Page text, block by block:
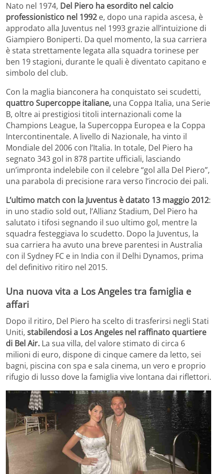
Nato nel 1974, Del Piero ha esordito nel calcio
professionistico nel 1992 e, dopo una rapida ascesa, è
approdato alla Juventus nel 1993 grazie all’intuizione di
Giampiero Boniperti. Da quel momento, la sua carriera
è stata strettamente legata alla squadra torinese per
ben 19 stagioni, durante le quali è diventato capitano e
simbolo del club.
Con la maglia bianconera ha conquistato sei scudetti,
quattro Supercoppe italiane, una Coppa Italia, una Serie
B, oltre ai prestigiosi titoli internazionali come la
Champions League, la Supercoppa Europea e la Coppa
Intercontinentale. A livello di Nazionale, ha vinto il
Mondiale del 2006 con l’Italia. In totale, Del Piero ha
segnato 343 gol in 878 partite ufficiali, lasciando
un’impronta indelebile con il celebre “gol alla Del Piero”,
una parabola di precisione rara verso l’incrocio dei pali.
L’ultimo match con la Juventus è datato 13 maggio 2012:
in uno stadio sold out, l’Allianz Stadium, Del Piero ha
salutato i tifosi segnando il suo ultimo gol, mentre la
squadra festeggiava lo scudetto. Dopo la Juventus, la
sua carriera ha avuto una breve parentesi in Australia
con il Sydney FC e in India con il Delhi Dynamos, prima
del definitivo ritiro nel 2015.
Una nuova vita a Los Angeles tra famiglia e
affari
Dopo il ritiro, Del Piero ha scelto di trasferirsi negli Stati
Uniti, stabilendosi a Los Angeles nel raffinato quartiere
di Bel Air. La sua villa, del valore stimato di circa 6
milioni di euro, dispone di cinque camere da letto, sei
bagni, piscina con spa e sala cinema, un vero e proprio
rifugio di lusso dove la famiglia vive lontana dai riflettori.